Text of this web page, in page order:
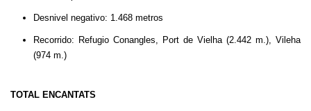
Desnivel negativo: 1.468 metros
Recorrido: Refugio Conangles, Port de Vielha (2.442 m.), Vileha
(974 m.)
TOTAL ENCANTATS